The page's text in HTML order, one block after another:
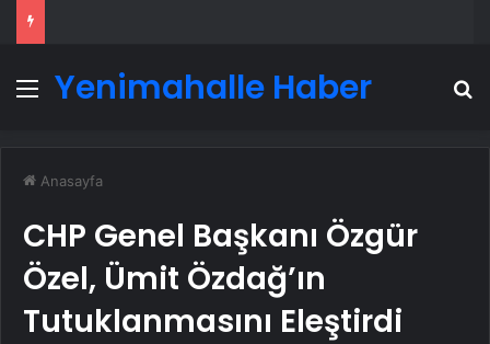
Menü
Yenimahalle Haber
Anasayfa
CHP Genel Başkanı Özgür
Özel, Ümit Özdağ’ın
Tutuklanmasını Eleştirdi